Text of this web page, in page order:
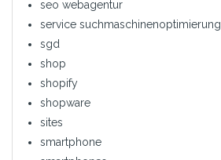
seo webagentur
service suchmaschinenoptimierung
sgd
shop
shopify
shopware
sites
smartphone